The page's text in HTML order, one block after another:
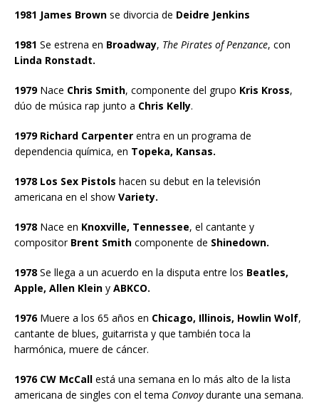
1981 James Brown se divorcia de Deidre Jenkins
1981 Se estrena en Broadway, The Pirates of Penzance, con
Linda Ronstadt.
1979Nace Chris Smith, componente del grupo Kris Kross,
dúo de música rap junto a Chris Kelly.
1979 Richard Carpenter entra en un programa de
dependencia química, en Topeka, Kansas.
1978 Los Sex Pistols hacen su debut en la televisión
americana en el show Variety.
1978 Nace en Knoxville, Tennessee, el cantante y
compositor Brent Smith componente de Shinedown.
1978 Se llega a un acuerdo en la disputa entre los Beatles,
Apple, Allen Klein y ABKCO.
1976Muere a los 65 años en Chicago, Illinois, Howlin Wolf,
cantante de blues, guitarrista y que también toca la
harmónica, muere de cáncer.
1976 CW McCall está una semana en lo más alto de la lista
americana de singles con el tema Convoydurante una semana.